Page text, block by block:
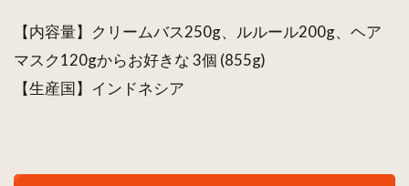
【内容量】クリームバス250g、ルルール200g、ヘア
マスク120gからお好きな 3個 (855g)
【生産国】インドネシア